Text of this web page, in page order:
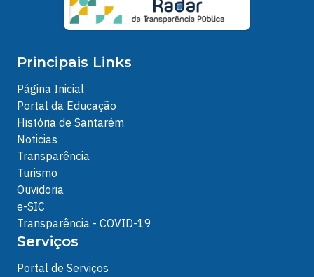
Principais Links
Página Inicial
Portal da Educação
História de Santarém
Noticias
Transparência
Turismo
Ouvidoria
e-SIC
Transparência - COVID-19
Serviços
Portal de Serviços